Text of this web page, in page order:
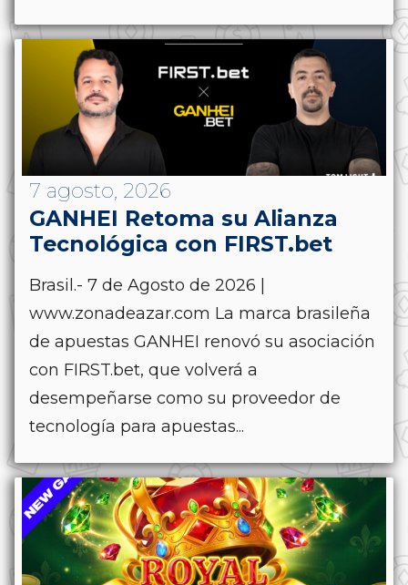
7 agosto, 2026
GANHEI Retoma su Alianza
Tecnológica con FIRST.bet
Brasil.- 7 de Agosto de 2026 |
www.zonadeazar.com La marca brasileña
de apuestas GANHEI renovó su asociación
con FIRST.bet, que volverá a
desempeñarse como su proveedor de
tecnología para apuestas...